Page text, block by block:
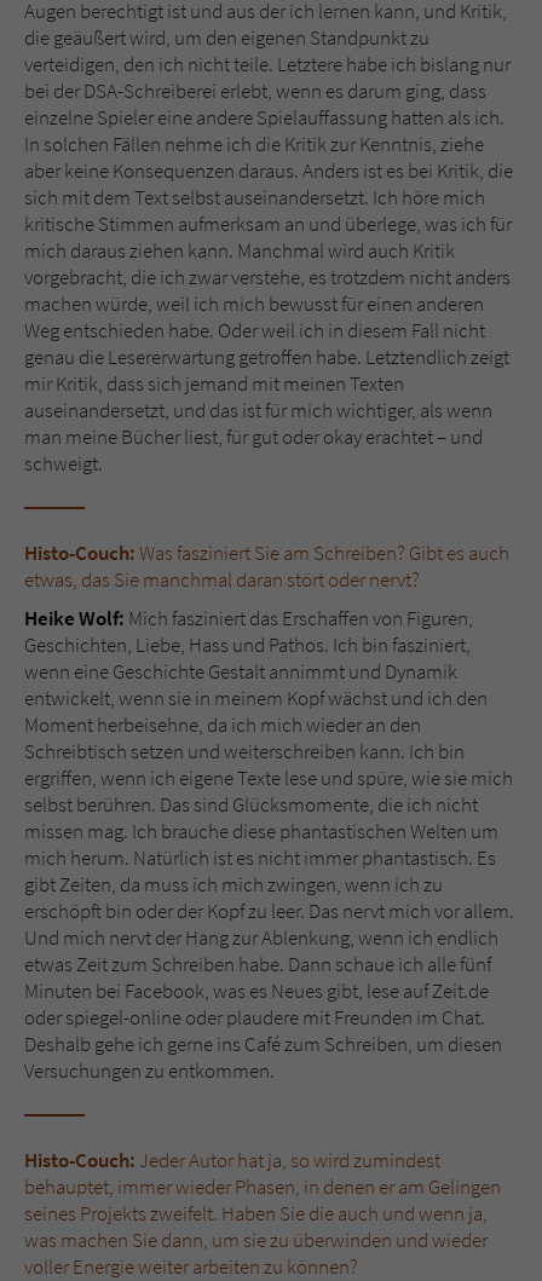
Augen berechtigt ist und aus der ich lernen kann, und Kritik,
die geäußert wird, um den eigenen Standpunkt zu
verteidigen, den ich nicht teile. Letztere habe ich bislang nur
bei der DSA-Schreiberei erlebt, wenn es darum ging, dass
einzelne Spieler eine andere Spielauffassung hatten als ich.
In solchen Fällen nehme ich die Kritik zur Kenntnis, ziehe
aber keine Konsequenzen daraus. Anders ist es bei Kritik, die
sich mit dem Text selbst auseinandersetzt. Ich höre mich
kritische Stimmen aufmerksam an und überlege, was ich für
mich daraus ziehen kann. Manchmal wird auch Kritik
vorgebracht, die ich zwar verstehe, es trotzdem nicht anders
machen würde, weil ich mich bewusst für einen anderen
Weg entschieden habe. Oder weil ich in diesem Fall nicht
genau die Lesererwartung getroffen habe. Letztendlich zeigt
mir Kritik, dass sich jemand mit meinen Texten
auseinandersetzt, und das ist für mich wichtiger, als wenn
man meine Bücher liest, für gut oder okay erachtet – und
schweigt.
Histo-Couch:Was fasziniert Sie am Schreiben? Gibt es auch
etwas, das Sie manchmal daran stört oder nervt?
Heike Wolf: Mich fasziniert das Erschaffen von Figuren,
Geschichten, Liebe, Hass und Pathos. Ich bin fasziniert,
wenn eine Geschichte Gestalt annimmt und Dynamik
entwickelt, wenn sie in meinem Kopf wächst und ich den
Moment herbeisehne, da ich mich wieder an den
Schreibtisch setzen und weiterschreiben kann. Ich bin
ergriffen, wenn ich eigene Texte lese und spüre, wie sie mich
selbst berühren. Das sind Glücksmomente, die ich nicht
missen mag. Ich brauche diese phantastischen Welten um
mich herum. Natürlich ist es nicht immer phantastisch. Es
gibt Zeiten, da muss ich mich zwingen, wenn ich zu
erschöpft bin oder der Kopf zu leer. Das nervt mich vor allem.
Und mich nervt der Hang zur Ablenkung, wenn ich endlich
etwas Zeit zum Schreiben habe. Dann schaue ich alle fünf
Minuten bei Facebook, was es Neues gibt, lese auf Zeit.de
oder spiegel-online oder plaudere mit Freunden im Chat.
Deshalb gehe ich gerne ins Café zum Schreiben, um diesen
Versuchungen zu entkommen.
Histo-Couch: Jeder Autor hat ja, so wird zumindest
behauptet, immer wieder Phasen, in denen er am Gelingen
seines Projekts zweifelt. Haben Sie die auch und wenn ja,
was machen Sie dann, um sie zu überwinden und wieder
voller Energie weiter arbeiten zu können?